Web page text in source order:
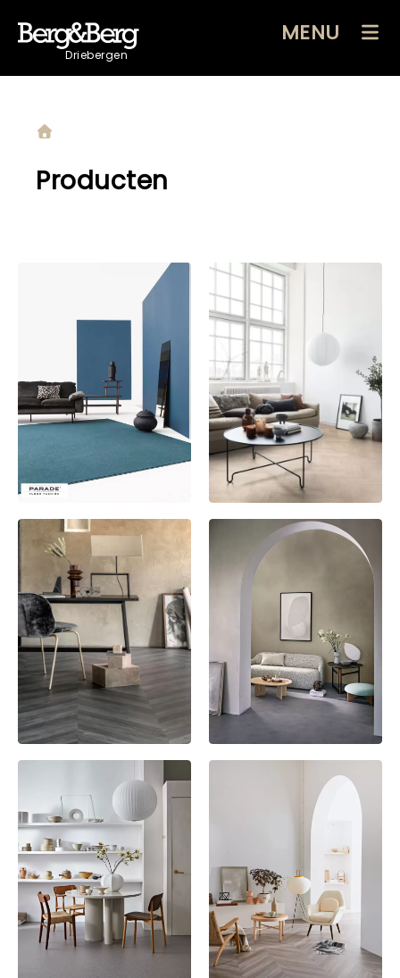
Driebergen
MENU
Producten